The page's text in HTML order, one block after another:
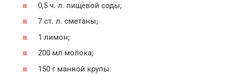
0,5 ч. л. пищевой соды;
7 ст. л. сметаны;
1 лимон;
200 мл молока;
150 г манной крупы.